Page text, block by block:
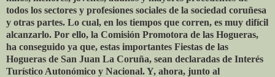
todos los sectores y profesiones sociales de la sociedad coruñesa
y otras partes. Lo cual, en los tiempos que corren, es muy difícil
alcanzarlo. Por ello, la Comisión Promotora de las Hogueras,
ha conseguido ya que, estas importantes Fiestas de las
Hogueras de San Juan La Coruña, sean declaradas de Interés
Turístico Autonómico y Nacional. Y, ahora, junto al